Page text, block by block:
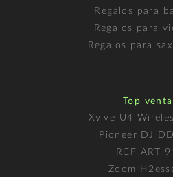
Regalos para
Regalos para
Regalos para
Top
Xvive U4
Pioneer DJ
RCF ART
Zoom